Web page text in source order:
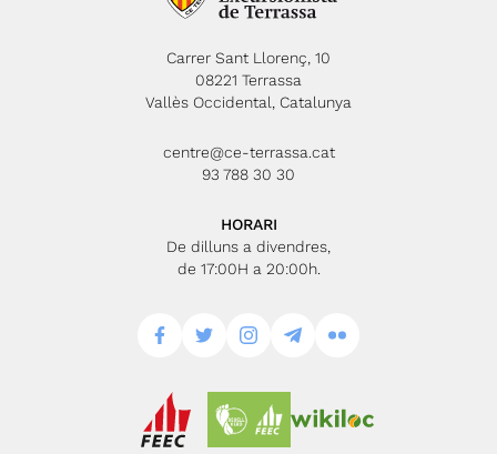
portar a terme les seves activitats clandestines amb el suport
està documentat al segle XII. En una estoneta ja estarem de
volta altre cop als cotxes.
Carrer Sant Llorenç, 10
08221 Terrassa
Vallès Occidental, Catalunya
centre@ce-terrassa.cat
93 788 30 30
HORARI
De dilluns a divendres,
de 17:00H a 20:00h.